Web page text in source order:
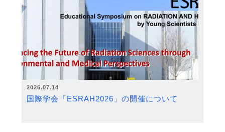
2026.07.14
国際学会「ESRAH2026」の開催について